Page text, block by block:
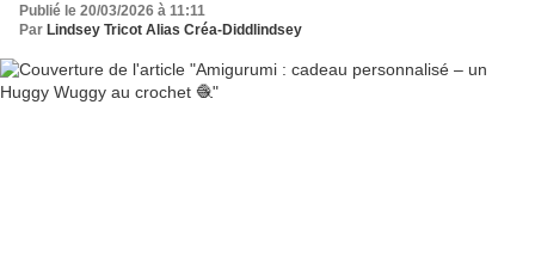
Publié le 20/03/2026 à 11:11
Par Lindsey Tricot Alias Créa-Diddlindsey